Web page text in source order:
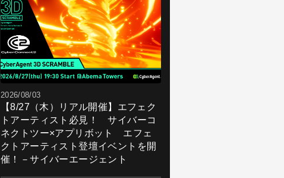
2026/08/03
【8/27（木）リアル開催】エフェク
トアーティスト必見！ サイバーコ
ネクトツー×アプリボット エフェ
クトアーティスト登壇イベントを開
催！－サイバーエージェント